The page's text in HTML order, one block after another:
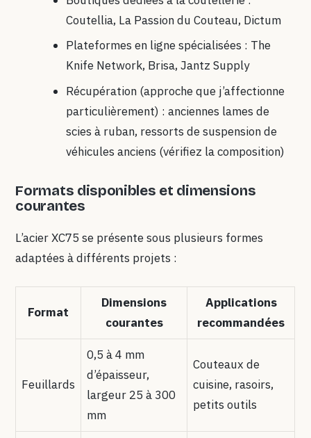
Coutellia, La Passion du Couteau, Dictum
Plateformes en ligne spécialisées : The
Knife Network, Brisa, Jantz Supply
Récupération (approche que j’affectionne
particulièrement) : anciennes lames de
scies à ruban, ressorts de suspension de
véhicules anciens (vérifiez la composition)
Formats disponibles et dimensions
courantes
L’acier XC75 se présente sous plusieurs formes
adaptées à différents projets :
Format
Dimensions
courantes
Applications
recommandées
Feuillards
0,5 à 4 mm
d’épaisseur,
largeur 25 à 300
mm
Couteaux de
cuisine, rasoirs,
petits outils